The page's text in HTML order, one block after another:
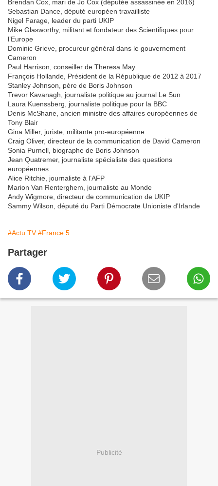
Brendan Cox, mari de Jo Cox (députée assassinée en 2016)
Sebastian Dance, député européen travailliste
Nigel Farage, leader du parti UKIP
Mike Glasworthy, militant et fondateur des Scientifiques pour
l’Europe
Dominic Grieve, procureur général dans le gouvernement
Cameron
Paul Harrison, conseiller de Theresa May
François Hollande, Président de la République de 2012 à 2017
Stanley Johnson, père de Boris Johnson
Trevor Kavanagh, journaliste politique au journal Le Sun
Laura Kuenssberg, journaliste politique pour la BBC
Denis McShane, ancien ministre des affaires européennes de
Tony Blair
Gina Miller, juriste, militante pro-européenne
Craig Oliver, directeur de la communication de David Cameron
Sonia Purnell, biographe de Boris Johnson
Jean Quatremer, journaliste spécialiste des questions
européennes
Alice Ritchie, journaliste à l’AFP
Marion Van Renterghem, journaliste au Monde
Andy Wigmore, directeur de communication de UKIP
Sammy Wilson, député du Parti Démocrate Unioniste d'Irlande
#Actu TV #France 5
Partager
Publicité